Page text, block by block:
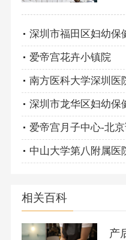
深圳市福田区妇幼保
爱帝宫花卉小镇院
南方医科大学深圳医
深圳市龙华区妇幼保
爱帝宫月子中心-北
中山大学第八附属医
相关百科
产